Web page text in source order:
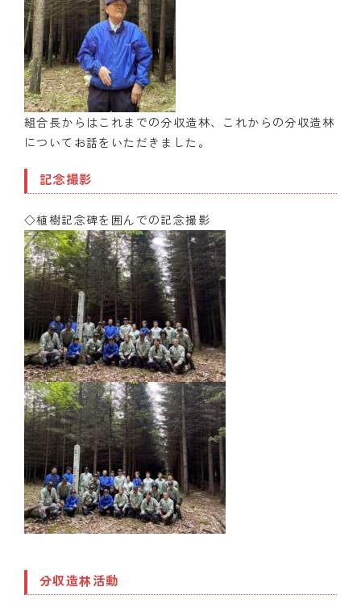
組合長からはこれまでの分収造林、これからの分収造林
についてお話をいただきました。
記念撮影
◇植樹記念碑を囲んでの記念撮影
分収造林活動